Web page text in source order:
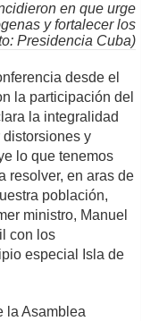
en que urge
y fortalecer los
Presidencia Cuba)
desde el
la participación del
la integralidad
y
lo que tenemos
resolver, en aras de
población,
ministro, Manuel
con los
especial Isla de
la Asamblea